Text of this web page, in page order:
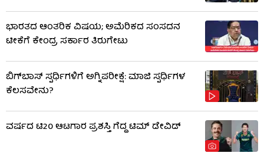
ಭಾರತದ ಆಂತರಿಕ ವಿಷಯ; ಅಮೆರಿಕದ ಸಂಸದನ
ಟೀಕೆಗೆ ಕೇಂದ್ರ ಸರ್ಕಾರ ತಿರುಗೇಟು
ಬಿಗ್​​ಬಾಸ್​ ಸ್ಪರ್ಧಿಗಳಿಗೆ ಅಗ್ನಿಪರೀಕ್ಷೆ: ಮಾಜಿ ​​ಸ್ಪರ್ಧಿಗಳ
ಕೆಲಸವೇನು?
ವರ್ಷದ ಟಿ20 ಆಟಗಾರ ಪ್ರಶಸ್ತಿ ಗೆದ್ದ ಟಿಮ್ ಡೇವಿಡ್